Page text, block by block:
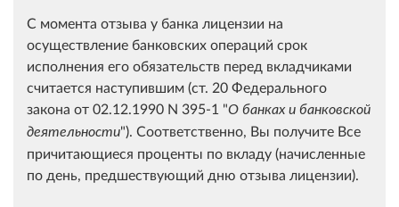
С момента отзыва у банка лицензии на
осуществление банковских операций срок
исполнения его обязательств перед вкладчиками
считается наступившим (ст. 20 Федерального
закона от 02.12.1990 N 395-1 "О банках и банковской
деятельности"). Соответственно, Вы получите Все
причитающиеся проценты по вкладу (начисленные
по день, предшествующий дню отзыва лицензии).